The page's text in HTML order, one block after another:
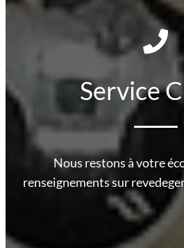
Service
Nous restons à votre
renseignements sur